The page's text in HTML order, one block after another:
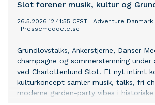
Slot forener musik, kultur og
26.5.2026 12:41:55 CEST
Adventure Danmark
Pressemeddelelse
Grundlovstalks, Ankerstjerne, Danser
champagne og sommerstemning under
ved Charlottenlund Slot. Et nyt intimt
kulturkoncept samler musik, talks, fri
moderne garden-party vibes i historiske